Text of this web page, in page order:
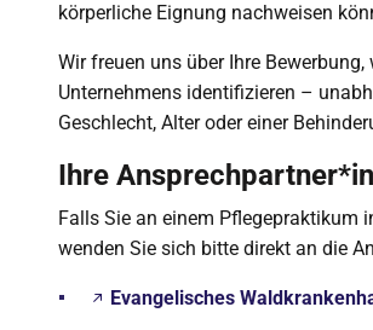
körperliche Eignung nachweisen
Wir freuen uns über Ihre
Unternehmens identifizieren –
Geschlecht, Alter oder einer
Ihre
Falls Sie an einem Pflegepraktikum
wenden Sie sich bitte direkt an die
Evangelisches